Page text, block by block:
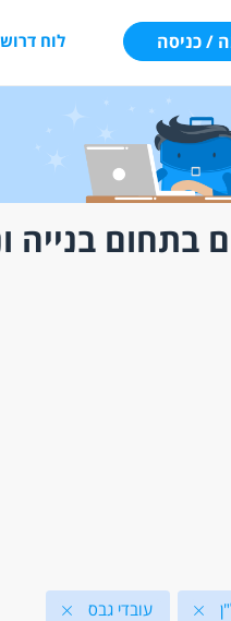
/ כניסה לוח
בתחום בנייה
עובדי גבס